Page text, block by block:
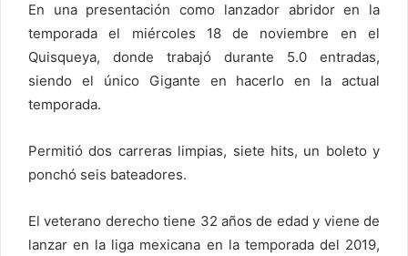
En una presentación como lanzador abridor en la
temporada el miércoles 18 de noviembre en el
Quisqueya, donde trabajó durante 5.0 entradas,
siendo el único Gigante en hacerlo en la actual
temporada.
Permitió dos carreras limpias, siete hits, un boleto y
ponchó seis bateadores.
El veterano derecho tiene 32 años de edad y viene de
lanzar en la liga mexicana en la temporada del 2019,